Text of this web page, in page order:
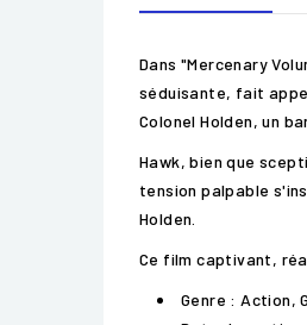
Dans "Mercenary
séduisante, fait
Colonel Holden, un
Hawk, bien que
tension palpable
Holden.
Ce film captivant,
Genre : Action,